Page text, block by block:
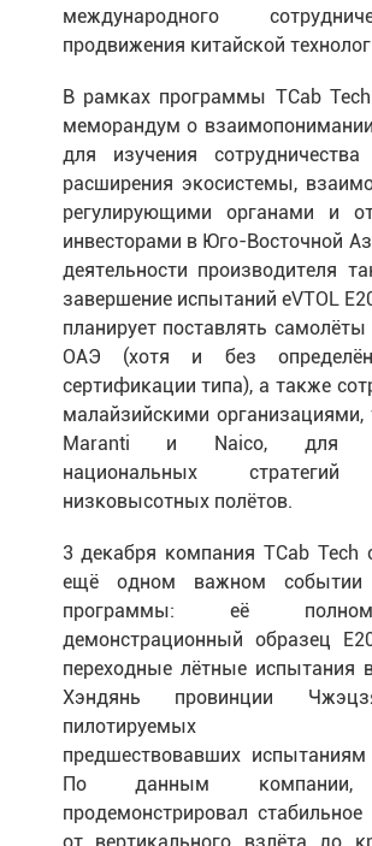
международного
продвижения китайской
В рамках программы TCab
меморандум о
для изучения
расширения экосистемы,
регулирующими органами и
инвесторами в Юго-Восточной
деятельности производителя
завершение испытаний eVTOL
планирует поставлять
ОАЭ (хотя и без
сертификации типа), а также
малайзийскими организациями,
Maranti и Naico, для
национальных стратегий
низковысотных полётов.
3 декабря компания TCab Tech
ещё одном важном
программы: её
демонстрационный образец
переходные лётные испытания
Хэндянь провинции
пилотируемых
предшествовавших
По данным компании,
продемонстрировал стабильное